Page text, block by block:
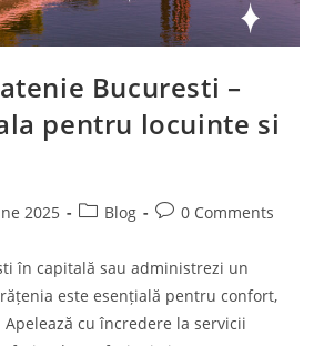
Bucuresti –
pentru locuinte si
2025
PostBlog
Post0 Comments
în capitală sau administrezi un
este esențială pentru confort,
cu încredere la servicii